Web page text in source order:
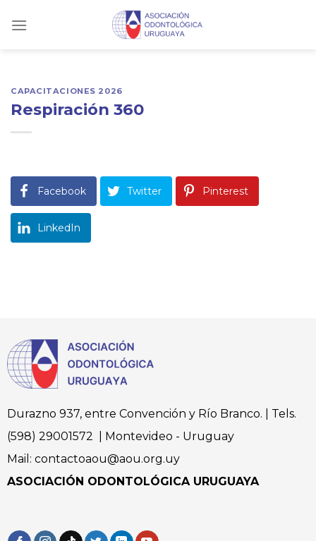
CAPACITACIONES 2026
Respiración 360
Facebook Twitter Pinterest
LinkedIn
Durazno 937, entre Convención y Río Branco. | Tels.
(598) 29001572 | Montevideo - Uruguay
Mail: contactoaou@aou.org.uy
ASOCIACIÓN ODONTOLÓGICA URUGUAYA